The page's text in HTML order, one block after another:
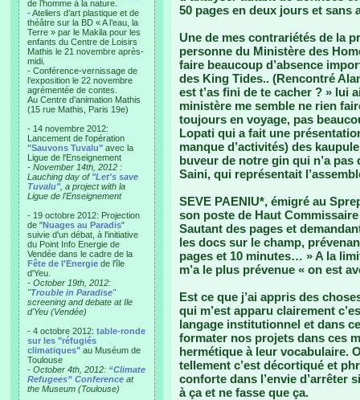
de l’homme à la nature.
- Ateliers d’art plastique et de
théâtre sur la BD « A l’eau, la
Terre » par le Makila pour les
enfants du Centre de Loisirs
Mathis le 21 novembre après-
midi.
- Conférence-vernissage de
l’exposition le 22 novembre
agrémentée de contes.
Au Centre d’animation Mathis
(15 rue Mathis, Paris 19e)
- 14 novembre 2012:
Lancement de l'opération
"Sauvons Tuvalu" avec la
Ligue de l'Enseignement
- November 14th, 2012 :
Lauching day of "Let's save
Tuvalu", a project with la
Ligue de l'Enseignement
- 19 octobre 2012: Projection
de "Nuages au Paradis"
suivie d'un débat, à l'initiative
du Point Info Energie de
Vendée dans le cadre de la
Fête de l'Energie de l'île
d'Yeu.
- October 19th, 2012:
"Trouble in Paradise"
screening and debate at Ile
d'Yeu (Vendée)
- 4 octobre 2012: table-ronde
sur les "réfugiés
climatiques" au Muséum de
Toulouse
- October 4th, 2012: “Climate
Refugees” Conference at
the Museum (Toulouse)
50 pages en deux jours et sans
Une de mes contrariétés de la
personne du Ministère des
faire beaucoup d’absence
des King Tides.. (Rencontré
est t’as fini de te cacher ? » lui
ministère me semble ne rien
toujours en voyage, pas
Lopati qui a fait une
manque d’activités) des
buveur de notre gin qui n’a
Saini, qui représentait
SEVE PAENIU*, émigré au
son poste de Haut
Sautant des pages et
les docs sur le champ,
pages et 10 minutes… » A la
m’a le plus prévenue « on est
Est ce que j’ai appris des
qui m’est apparu clairement
langage institutionnel et dans
formater nos projets dans ces
hermétique à leur vocabulaire.
tellement c’est décortiqué et
conforte dans l’envie d’arrêter
à ça et ne fasse que ça.